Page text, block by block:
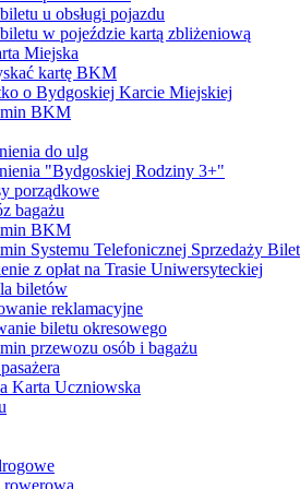
u obsługi pojazdu
w pojeździe kartą zbliżeniową
Miejska
kartę BKM
o Bydgoskiej Karcie Miejskiej
BKM
do ulg
"Bydgoskiej Rodziny 3+"
porządkowe
bagażu
BKM
Systemu Telefonicznej Sprzedaży
z opłat na Trasie Uniwersyteckiej
biletów
reklamacyjne
biletu okresowego
przewozu osób i bagażu
Karta Uczniowska
rowerowa